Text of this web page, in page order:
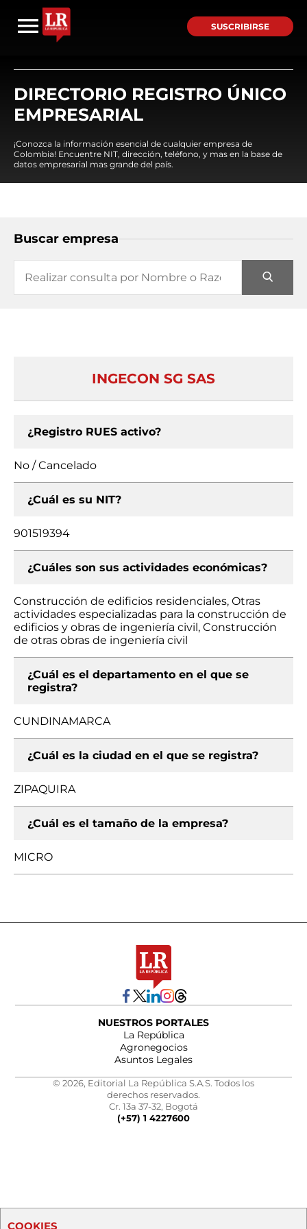
SUSCRIBIRSE
DIRECTORIO REGISTRO ÚNICO
EMPRESARIAL
¡Conozca la información esencial de cualquier empresa de
Colombia! Encuentre NIT, dirección, teléfono, y mas en la base de
datos empresarial mas grande del país.
Buscar empresa
INGECON SG SAS
¿Registro RUES activo?
No / Cancelado
¿Cuál es su NIT?
901519394
¿Cuáles son sus actividades económicas?
Construcción de edificios residenciales, Otras
actividades especializadas para la construcción de
edificios y obras de ingeniería civil, Construcción
de otras obras de ingeniería civil
¿Cuál es el departamento en el que se
registra?
CUNDINAMARCA
¿Cuál es la ciudad en el que se registra?
ZIPAQUIRA
¿Cuál es el tamaño de la empresa?
MICRO
NUESTROS PORTALES
La República
Agronegocios
Asuntos Legales
© 2026, Editorial La República S.A.S. Todos los
derechos reservados.
Cr. 13a 37-32, Bogotá
(+57) 1 4227600
COOKIES